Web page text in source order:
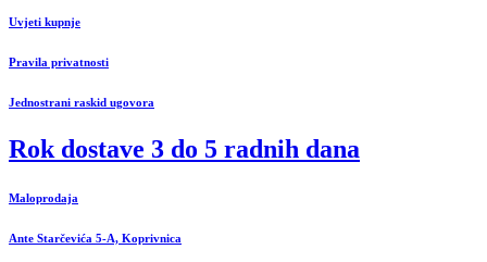
Uvjeti kupnje
Pravila privatnosti
Jednostrani raskid ugovora
Rok dostave 3 do 5 radnih dana
Maloprodaja
Ante Starčevića 5-A, Koprivnica